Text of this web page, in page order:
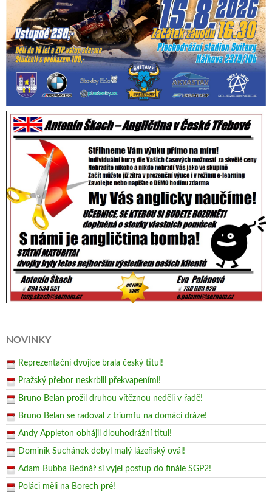
NOVINKY
Reprezentační dvojice brala český titul!
Pražský přebor neskrblil překvapeními!
Bruno Belan prožil druhou vítěznou neděli v řadě!
Bruno Belan se radoval z triumfu na domácí dráze!
Andy Appleton obhájil dlouhodrážní titul!
Dominik Suchánek dobyl malý lázeňský ovál!
Adam Bubba Bednář si vyjel postup do finále SGP2!
Poláci měli na Borech pré!